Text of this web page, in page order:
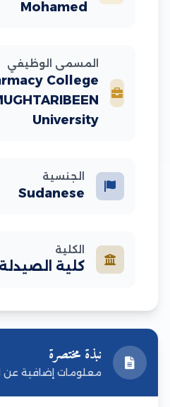
Mohamed
المسمى الوظيفي
College
University
الجنسية
Sudanese
الكلية
كلية الصيدلة
نبذة مختصرة
معلومات إضافية عن